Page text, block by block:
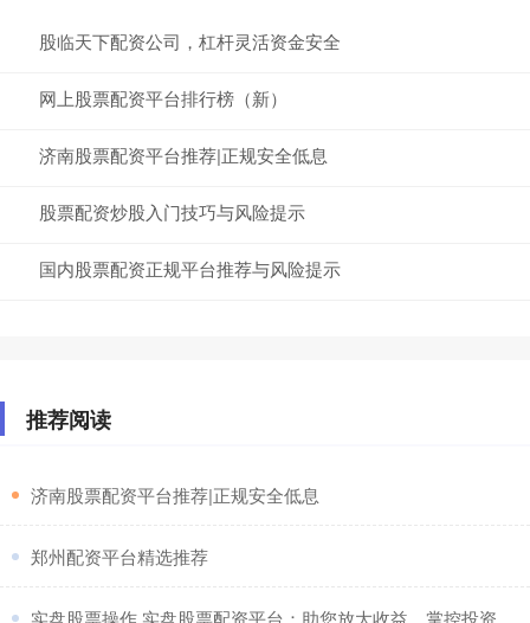
股临天下配资公司，杠杆灵活资金安全
网上股票配资平台排行榜（新）
济南股票配资平台推荐|正规安全低息
股票配资炒股入门技巧与风险提示
国内股票配资正规平台推荐与风险提示
推荐阅读
​济南股票配资平台推荐|正规安全低息
​郑州配资平台精选推荐
​实盘股票操作 实盘股票配资平台：助您放大收益，掌控投资